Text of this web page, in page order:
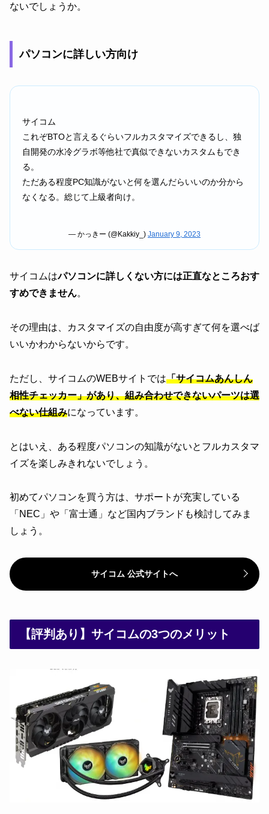
ないでしょうか。
パソコンに詳しい方向け
サイコム
これぞBTOと言えるぐらいフルカスタマイズできるし、独
自開発の水冷グラボ等他社で真似できないカスタムもでき
る。
ただある程度PC知識がないと何を選んだらいいのか分から
なくなる。総じて上級者向け。
— かっきー (@Kakkiy_) January 9, 2023
サイコムはパソコンに詳しくない方には正直なところおす
すめできません。
その理由は、カスタマイズの自由度が高すぎて何を選べば
いいかわからないからです。
ただし、サイコムのWEBサイトでは「サイコムあんしん
相性チェッカー」があり、組み合わせできないパーツは選
べない仕組みになっています。
とはいえ、ある程度パソコンの知識がないとフルカスタマ
イズを楽しみきれないでしょう。
初めてパソコンを買う方は、サポートが充実している
「NEC」や「富士通」など国内ブランドも検討してみま
しょう。
サイコム 公式サイトへ
【評判あり】サイコムの3つのメリット